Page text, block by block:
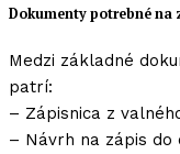
Dokumenty potrebné na
Medzi základné
patrí:
– Zápisnica z
– Návrh na zápis do